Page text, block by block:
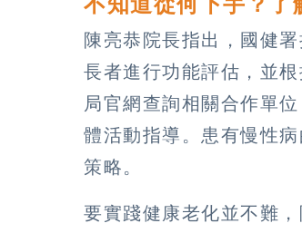
陳亮恭院長指出，國健
長者進行功能評估，並
局官網查詢相關合作單
體活動指導。患有慢性
策略。
要實踐健康老化並不難